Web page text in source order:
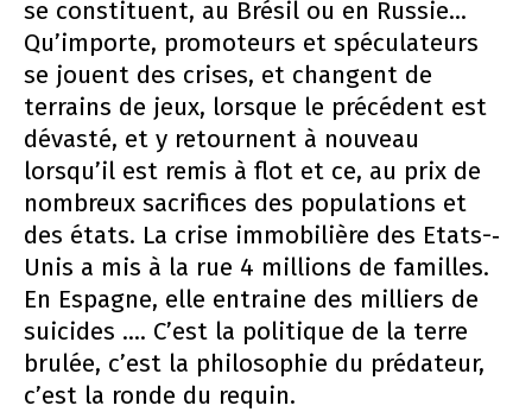
se constituent, au Brésil ou en Russie...
Qu’importe, promoteurs et spéculateurs
se jouent des crises, et changent de
terrains de jeux, lorsque le précédent est
dévasté, et y retournent à nouveau
lorsqu’il est remis à flot et ce, au prix de
nombreux sacrifices des populations et
des états. La crise immobilière des Etats-­‐
Unis a mis à la rue 4 millions de familles.
En Espagne, elle entraine des milliers de
suicides .... C’est la politique de la terre
brulée, c’est la philosophie du prédateur,
c’est la ronde du requin.